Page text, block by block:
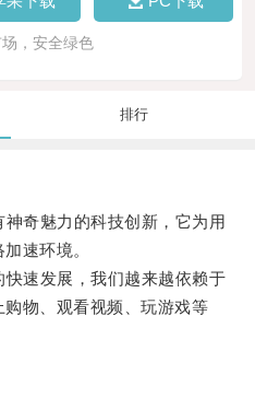
，安全绿色
排行
奇魅力的科技创新，它为用
速环境。
速发展，我们越来越依赖于
物、观看视频、玩游戏等